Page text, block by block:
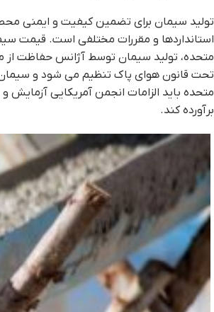
تولید سیمان برای تضمین کیفیت و ایمنی
استانداردها و مقررات مختلفی است. قیمت
تحت قانون هوای پاک تنظیم می شود و سیمان
برآورده کند.